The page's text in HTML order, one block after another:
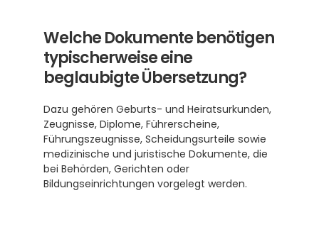
Welche Dokumente benötigen
typischerweise eine
beglaubigte Übersetzung?
Dazu gehören Geburts- und Heiratsurkunden,
Zeugnisse, Diplome, Führerscheine,
Führungszeugnisse, Scheidungsurteile sowie
medizinische und juristische Dokumente, die
bei Behörden, Gerichten oder
Bildungseinrichtungen vorgelegt werden.